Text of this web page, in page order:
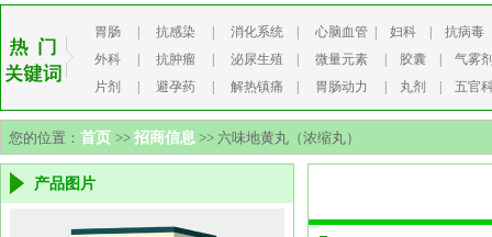
胃肠 抗感染 消化系统 心脑血管 妇科 抗病毒
外科
抗肿瘤 泌尿生殖 微量元素 胶囊
气雾
片剂
避孕药 解热镇痛 胃肠动力 丸剂 五官
您的位置： 首页 >> 招商信息 >> 六味地黄丸（浓缩丸）
产品图片